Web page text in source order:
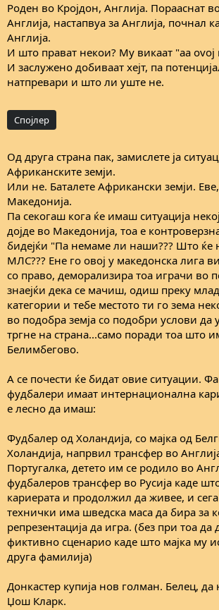
Роден во Кројдон, Англија. Порааснат
Англија, настапвуа за Англија, почнал
Англија.
И што прават некои? Му викаат "aa ovoj
И заслужено добиваат хејт, па
натпревари и што ли уште не.
Спојлер
Од друга страна пак, замислете ја
Африканските земји.
Или не. Баталете Африкански земји. Еве,
Македонија.
Па секогаш кога ќе имаш ситуација
дојде во Македонија, тоа е
бидејќи "Па немаме ли наши??? Што ќе
МЛС??? Ене го овој у македонска лига
со право, деморализира тоа играчи во
знаејќи дека се мачиш, одиш преку
категории и тебе местото ти го зема
во подобра земја со подобри услови да
тргне на страна...само поради тоа што
Белимбегово.
А се почести ќе бидат овие ситуации.
фудбалери имаат интернационална
е лесно да имаш:
Фудбалер од Холандија, со мајка од
Холандија, напрвил трансфер во
Португалка, детето им се родило во
фудбалеров трансфер во Русија каде
кариерата и продолжил да живее, и
технички има шведска маса да бира за
репрезентација да игра. (без при тоа да
фиктивно сценарио каде што мајка му
друга фамилија)
Донкастер купија нов голман. Белец, да
Џош Кларк.